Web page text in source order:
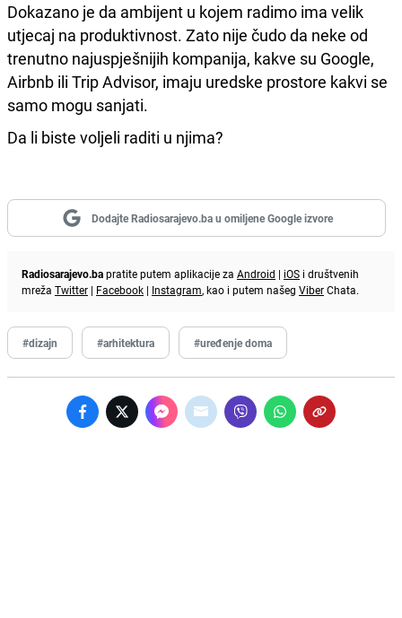
Dokazano je da ambijent u kojem radimo ima velik
utjecaj na produktivnost. Zato nije čudo da neke od
trenutno najuspješnijih kompanija, kakve su Google,
Airbnb ili Trip Advisor, imaju uredske prostore kakvi se
samo mogu sanjati.
Da li biste voljeli raditi u njima?
Dodajte Radiosarajevo.ba u omiljene Google izvore
Radiosarajevo.bapratite putem aplikacije za Android | iOS i društvenih
mreža Twitter | Facebook | Instagram, kao i putem našeg ViberChata.
#dizajn #arhitektura #uređenje doma